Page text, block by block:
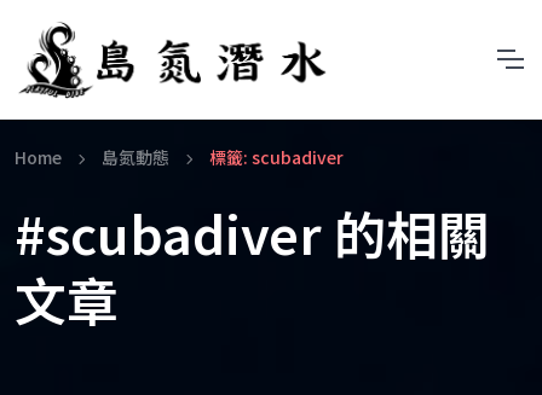
Home 島氮動態 標籤: scubadiver
#scubadiver 的相關
文章